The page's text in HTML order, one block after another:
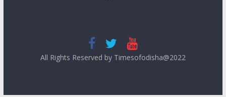
All Rights Reserved by Timesofodisha@2022